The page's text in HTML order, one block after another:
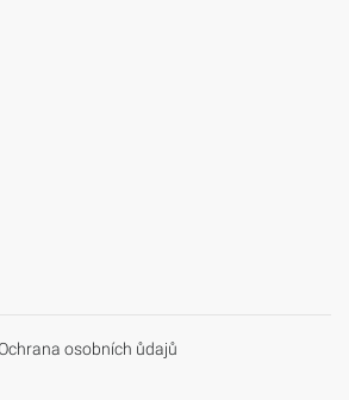
osobních ůdajů